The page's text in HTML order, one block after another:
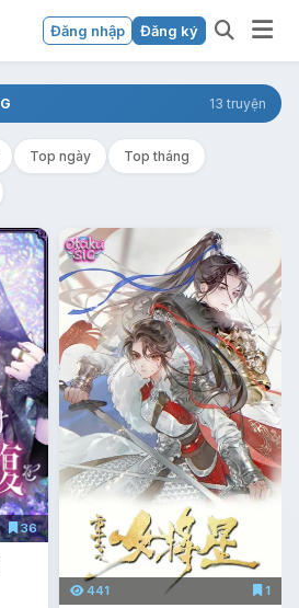
Đăng nhập Đăng ký
13 truyện
Top ngày Top tháng
36
441 1